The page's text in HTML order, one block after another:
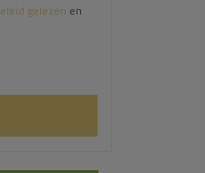
gelezen en